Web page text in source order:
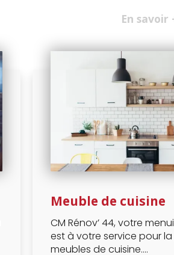
En savoir
Meuble de cuisine
CM Rénov’ 44, votre
est à votre service pour
meubles de cuisine....